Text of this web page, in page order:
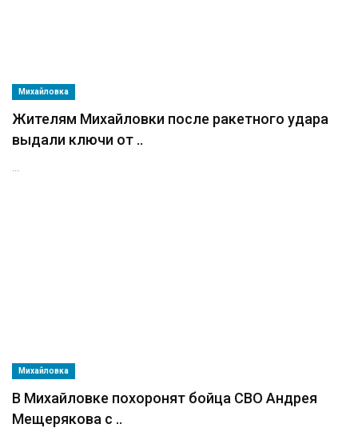
Михайловка
Жителям Михайловки после ракетного удара
выдали ключи от ..
...
Михайловка
В Михайловке похоронят бойца СВО Андрея
Мещерякова с ..